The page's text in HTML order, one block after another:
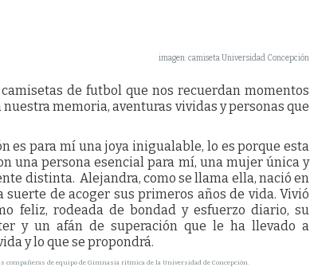
imagen: camiseta Universidad Concepción
de futbol que nos recuerdan momentos
memoria, aventuras vividas y personas que
es para mí una joya inigualable, lo es porque esta
una persona esencial para mí, una mujer única y
distinta. Alejandra, como se llama ella, nació en
de acoger sus primeros años de vida. Vivió
feliz, rodeada de bondad y esfuerzo diario, su
y un afán de superación que le ha llevado a
y lo que se propondrá.
compañeras de equipo de Gimnasia rítmica de la Universidad de Concepción.